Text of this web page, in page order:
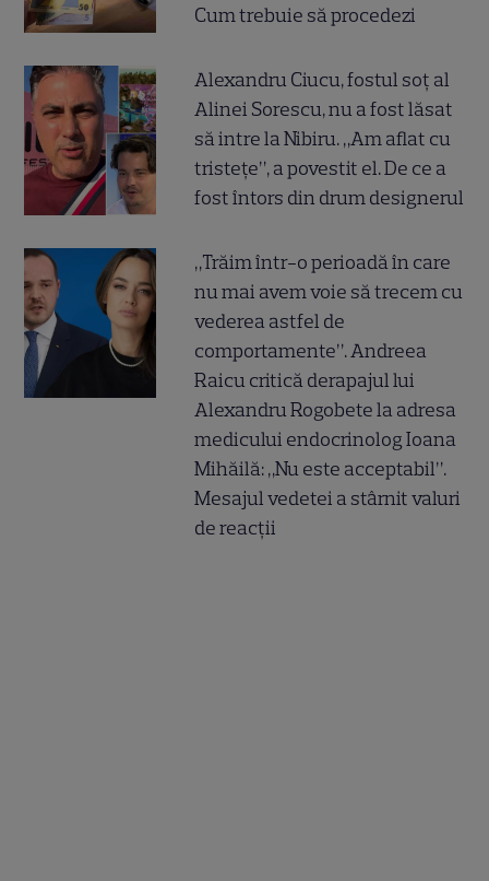
Cum trebuie să procedezi
Alexandru Ciucu, fostul soț al
Alinei Sorescu, nu a fost lăsat
să intre la Nibiru. „Am aflat cu
tristețe”, a povestit el. De ce a
fost întors din drum designerul
„Trăim într-o perioadă în care
nu mai avem voie să trecem cu
vederea astfel de
comportamente”. Andreea
Raicu critică derapajul lui
Alexandru Rogobete la adresa
medicului endocrinolog Ioana
Mihăilă: „Nu este acceptabil”.
Mesajul vedetei a stârnit valuri
de reacții